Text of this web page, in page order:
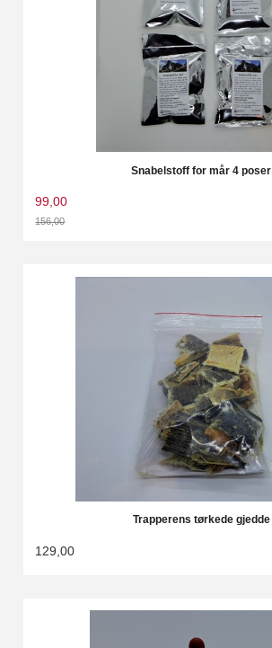
Snabelstoff for mår 4 poser
99,00
156,00
Trapperens tørkede gjedde
129,00